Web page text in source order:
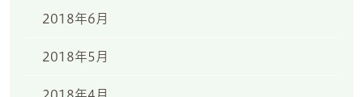
2018年6月
2018年5月